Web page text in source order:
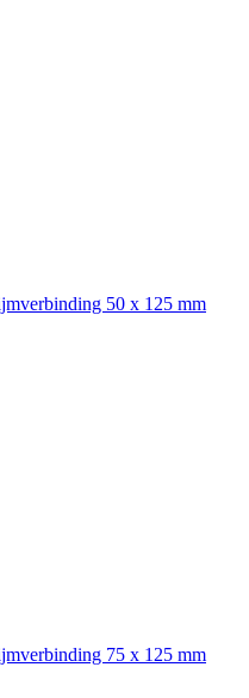
50 x 125 mm
75 x 125 mm